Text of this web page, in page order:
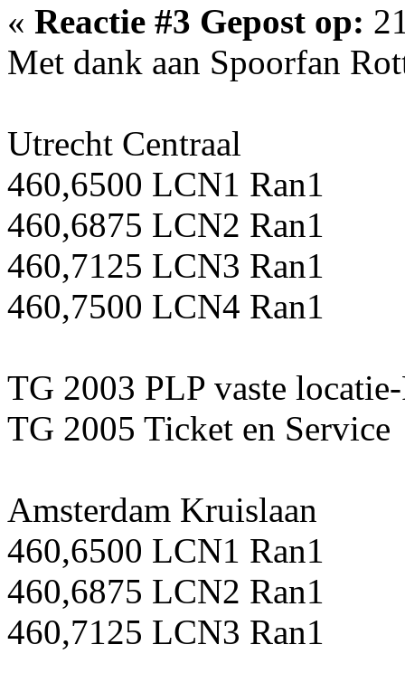
« Reactie #3 Gepost op:
Met dank aan Spoorfan
Utrecht Centraal
460,6500 LCN1 Ran1
460,6875 LCN2 Ran1
460,7125 LCN3 Ran1
460,7500 LCN4 Ran1
TG 2003 PLP vaste
TG 2005 Ticket en Service
Amsterdam Kruislaan
460,6500 LCN1 Ran1
460,6875 LCN2 Ran1
460,7125 LCN3 Ran1